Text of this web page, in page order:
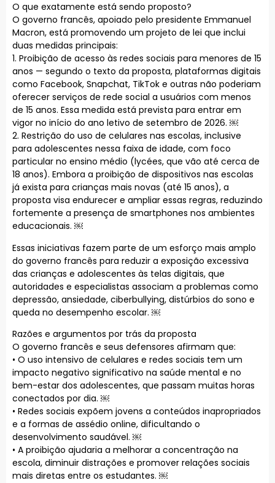
O que exatamente está sendo proposto?
O governo francês, apoiado pelo presidente Emmanuel
Macron, está promovendo um projeto de lei que inclui
duas medidas principais:
1. Proibição de acesso às redes sociais para menores de 15
anos — segundo o texto da proposta, plataformas digitais
como Facebook, Snapchat, TikTok e outras não poderiam
oferecer serviços de rede social a usuários com menos
de 15 anos. Essa medida está prevista para entrar em
vigor no início do ano letivo de setembro de 2026. ￼
2. Restrição do uso de celulares nas escolas, inclusive
para adolescentes nessa faixa de idade, com foco
particular no ensino médio (lycées, que vão até cerca de
18 anos). Embora a proibição de dispositivos nas escolas
já exista para crianças mais novas (até 15 anos), a
proposta visa endurecer e ampliar essas regras, reduzindo
fortemente a presença de smartphones nos ambientes
educacionais. ￼
Essas iniciativas fazem parte de um esforço mais amplo
do governo francês para reduzir a exposição excessiva
das crianças e adolescentes às telas digitais, que
autoridades e especialistas associam a problemas como
depressão, ansiedade, ciberbullying, distúrbios do sono e
queda no desempenho escolar. ￼
Razões e argumentos por trás da proposta
O governo francês e seus defensores afirmam que:
• O uso intensivo de celulares e redes sociais tem um
impacto negativo significativo na saúde mental e no
bem-estar dos adolescentes, que passam muitas horas
conectados por dia. ￼
• Redes sociais expõem jovens a conteúdos inapropriados
e a formas de assédio online, dificultando o
desenvolvimento saudável. ￼
• A proibição ajudaria a melhorar a concentração na
escola, diminuir distrações e promover relações sociais
mais diretas entre os estudantes. ￼